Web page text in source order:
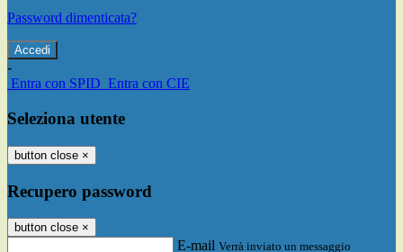
Password dimenticata?
-
Entra con SPID Entra con CIE
Seleziona utente
button close ×
Recupero password
button close ×
E-mail Verrà inviato un messaggio